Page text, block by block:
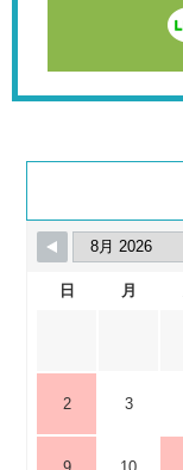
日 月
2 3